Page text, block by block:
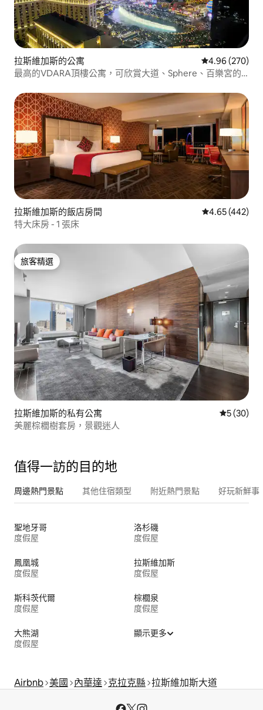
拉斯維加斯的公寓 從 270 則評價
4.96 (270)
最高的VDARA頂樓公寓，可欣賞大道、Sphere、百樂宮的
拉斯維加斯的飯店房間 從 442 則評價
4.65 (442)
特大床房 - 1 張床
旅客精選
旅客精選
拉斯維加斯的私有公寓 從 30 則評
5 (30)
美麗棕櫚樹套房，景觀迷人
值得一訪的目的地
周邊熱門景點 其他住宿類型 附近熱門景點 好玩新鮮事
聖地牙哥
度假屋
洛杉磯
度假屋
鳳凰城
度假屋
拉斯維加斯
度假屋
斯科茨代爾
度假屋
棕櫚泉
度假屋
大熊湖
度假屋
顯示更多
Airbnb 美國 內華達 克拉克縣 拉斯維加斯大道